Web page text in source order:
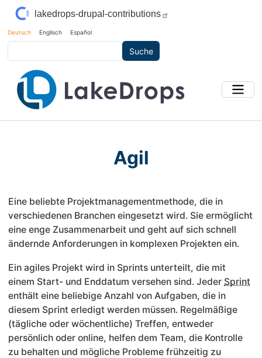
Direkt zum Inhalt
lakedrops-drupal-contributions
Deutsch Englisch Español
Agil
Eine beliebte Projektmanagementmethode, die in
verschiedenen Branchen eingesetzt wird. Sie ermöglicht
eine enge Zusammenarbeit und geht auf sich schnell
ändernde Anforderungen in komplexen Projekten ein.
Ein agiles Projekt wird in Sprints unterteilt, die mit
einem Start- und Enddatum versehen sind. Jeder Sprint
enthält eine beliebige Anzahl von Aufgaben, die in
diesem Sprint erledigt werden müssen. Regelmäßige
(tägliche oder wöchentliche) Treffen, entweder
persönlich oder online, helfen dem Team, die Kontrolle
zu behalten und mögliche Probleme frühzeitig zu